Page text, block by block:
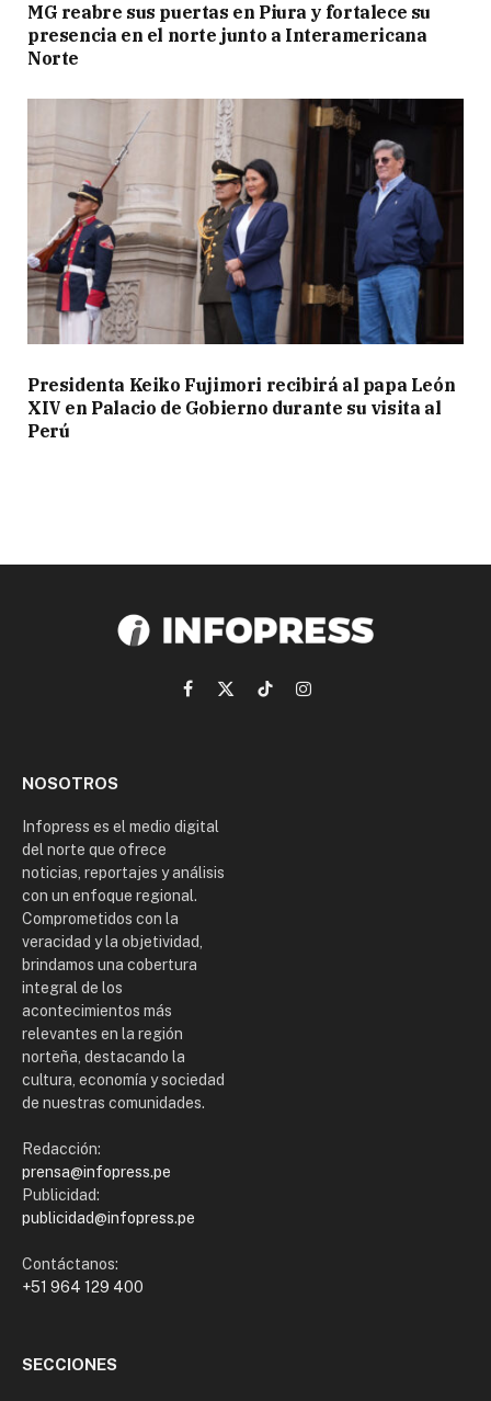
MG reabre sus puertas en Piura y fortalece su
presencia en el norte junto a Interamericana
Norte
Presidenta Keiko Fujimori recibirá al papa León
XIV en Palacio de Gobierno durante su visita al
Perú
Facebook
X
TikTokInstagram
NOSOTROS
Infopress es el medio digital
del norte que ofrece
noticias, reportajes y análisis
con un enfoque regional.
Comprometidos con la
veracidad y la objetividad,
brindamos una cobertura
integral de los
acontecimientos más
relevantes en la región
norteña, destacando la
cultura, economía y sociedad
de nuestras comunidades.
Redacción:
prensa@infopress.pe
Publicidad:
publicidad@infopress.pe
Contáctanos:
+51 964 129 400
SECCIONES